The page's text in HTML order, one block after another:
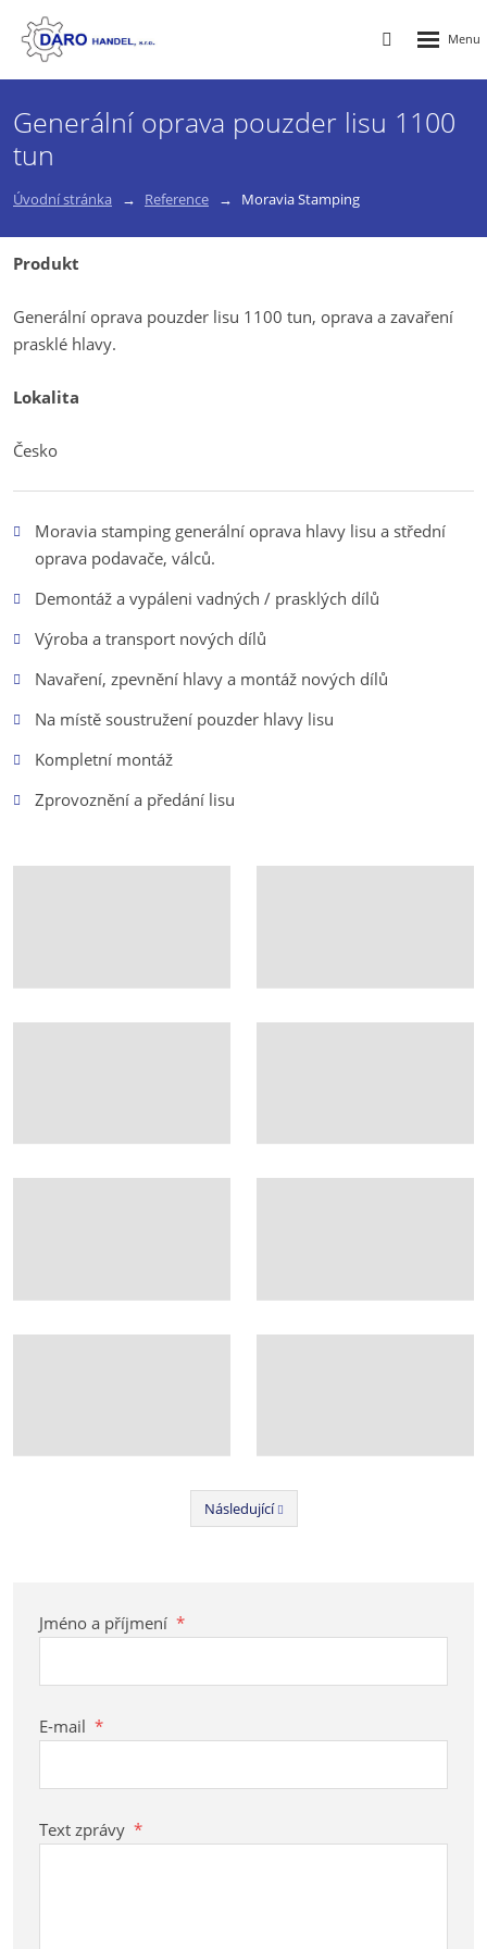
Vyhledávání
Generální oprava pouzder lisu 1100
tun
Úvodní stránka Reference Moravia Stamping
Produkt
Generální oprava pouzder lisu 1100 tun, oprava a zavaření
prasklé hlavy.
Lokalita
Česko
Moravia stamping generální oprava hlavy lisu a střední
oprava podavače, válců.
Demontáž a vypáleni vadných / prasklých dílů
Výroba a transport nových dílů
Navaření, zpevnění hlavy a montáž nových dílů
Na místě soustružení pouzder hlavy lisu
Kompletní montáž
Zprovoznění a předání lisu
Předchozí
Následující
Jméno a příjmení *
E-mail *
Text zprávy *